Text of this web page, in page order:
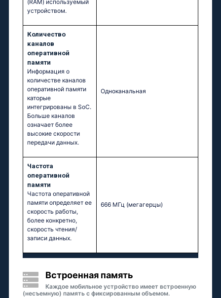
(RAM) используемый
устройством.
Количество
каналов
оперативной
памяти
Информация о
количестве каналов
оперативной памяти
каторые
интегрированы в SoC.
Больше каналов
означает более
высокие скорости
передачи данных.
Одноканальная
Частота
оперативной
памяти
Частота оперативной
памяти определяет ее
скорость работы,
более конкретно,
скорость чтения/
записи данных.
666 МГц (мегагерцы)
Встроенная память
Каждое мобильное устройство имеет встроенную
(несъемную) память с фиксированным объемом.